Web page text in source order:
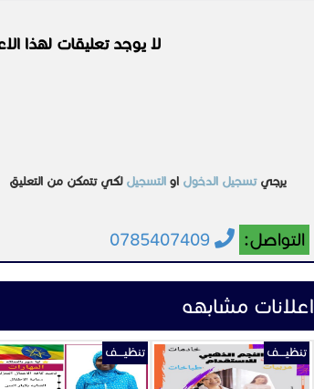
لا يوجد تعليقات لهذا
يرجيتسجيل الدخول او التسجيل لكي تتمكن من التعليق
التواصل: 0785407409
اعلانات مشابهه
تنظيــــف تنظيــــف